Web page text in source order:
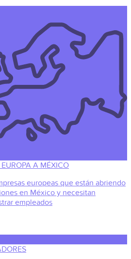
EUROPA A MÉXICO
europeas que están abriendo
en México y necesitan
empleados